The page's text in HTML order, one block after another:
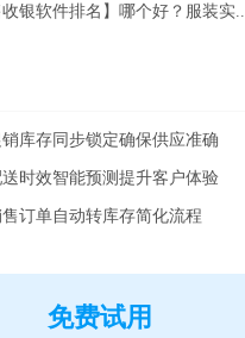
收银软件排名】哪个好？服装实..
库存同步锁定确保供应准确
时效智能预测提升客户体验
订单自动转库存简化流程
免费试用